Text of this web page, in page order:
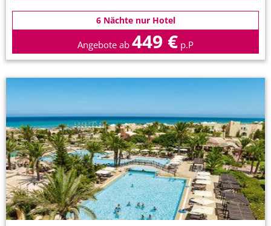
6 Nächte nur Hotel
Angebote ab 449 € p.P